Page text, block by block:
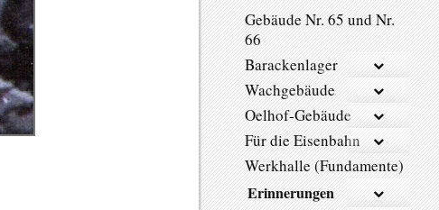
Gebäude Nr. 65 und Nr.
66
Barackenlager
Wachgebäude
Oelhof-Gebäude
Für die Eisenbahn
Werkhalle (Fundamente)
Erinnerungen